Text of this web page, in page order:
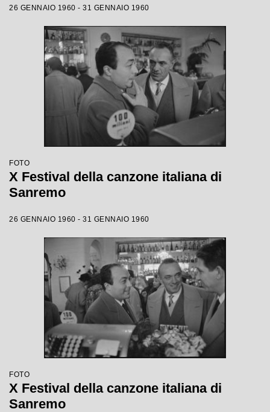
26 GENNAIO 1960 - 31 GENNAIO 1960
FOTO
X Festival della canzone italiana di
Sanremo
26 GENNAIO 1960 - 31 GENNAIO 1960
FOTO
X Festival della canzone italiana di
Sanremo